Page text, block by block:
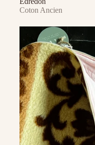
Coton Ancien